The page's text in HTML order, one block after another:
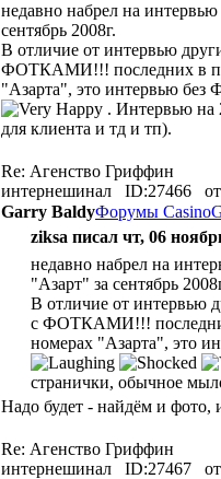
недавно набрел на
сентябрь 2008г.
В отличие от интервью
ФОТКАМИ!!! последних в
"Азарта", это интервью
. Интервью на
для клиента и тд и тп).
Re: Агенство Гриффин
интернешинал
ID:27466
Garry BaldyФорумы
ziksa писал чт, 06
недавно набрел на
"Азарт" за сентябрь
В отличие от интервью
с ФОТКАМИ!!!
номерах "Азарта", это
странички, обычное
Надо будет - найдём и фото,
Re: Агенство Гриффин
интернешинал
ID:27467